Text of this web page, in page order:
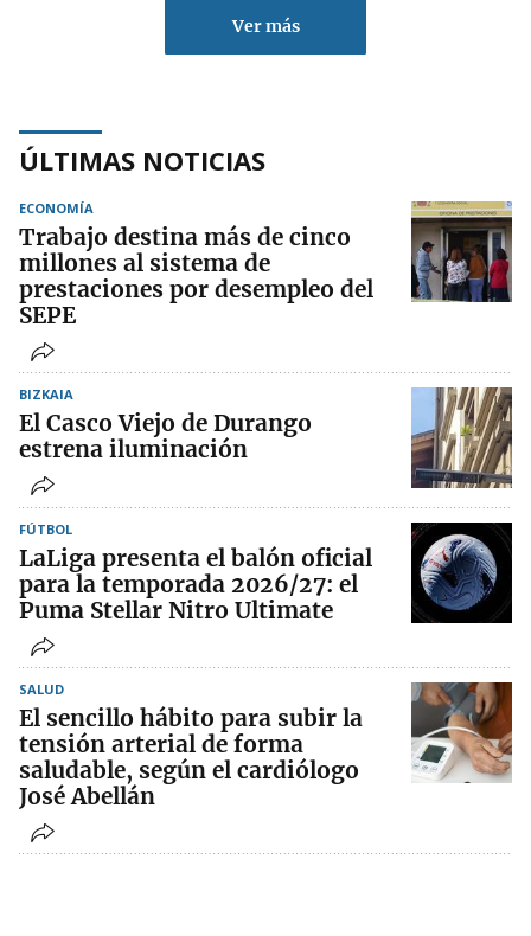
Ver más
ÚLTIMAS NOTICIAS
ECONOMÍA
Trabajo destina más de cinco
millones al sistema de
prestaciones por desempleo del
SEPE
BIZKAIA
El Casco Viejo de Durango
estrena iluminación
FÚTBOL
LaLiga presenta el balón oficial
para la temporada 2026/27: el
Puma Stellar Nitro Ultimate
SALUD
El sencillo hábito para subir la
tensión arterial de forma
saludable, según el cardiólogo
José Abellán